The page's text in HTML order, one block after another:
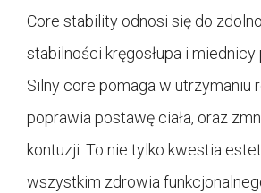
Core stability odnosi się do
stabilności kręgosłupa i miednicy
Silny core pomaga w utrzymaniu
poprawia postawę ciała, oraz
kontuzji. To nie tylko kwestia
wszystkim zdrowia